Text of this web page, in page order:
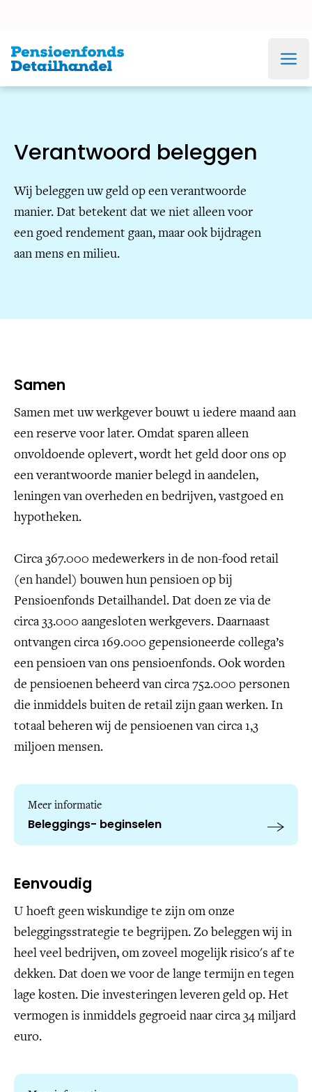
Gepensioneerde
Verantwoord beleggen
Wij beleggen uw geld op een verantwoorde
manier. Dat betekent dat we niet alleen voor
een goed rendement gaan, maar ook bijdragen
aan mens en milieu.
Samen
Samen met uw werkgever bouwt u iedere maand aan
een reserve voor later. Omdat sparen alleen
onvoldoende oplevert, wordt het geld door ons op
een verantwoorde manier belegd in aandelen,
leningen van overheden en bedrijven, vastgoed en
hypotheken.
Circa 367.000 medewerkers in de non-food retail
(en handel) bouwen hun pensioen op bij
Pensioenfonds Detailhandel. Dat doen ze via de
circa 33.000 aangesloten werkgevers. Daarnaast
ontvangen circa 169.000 gepensioneerde collega’s
een pensioen van ons pensioenfonds. Ook worden
de pensioenen beheerd van circa 752.000 personen
die inmiddels buiten de retail zijn gaan werken. In
totaal beheren wij de pensioenen van circa 1,3
miljoen mensen.
Meer informatie
Beleggings- beginselen
Eenvoudig
U hoeft geen wiskundige te zijn om onze
beleggingsstrategie te begrijpen. Zo beleggen wij in
heel veel bedrijven, om zoveel mogelijk risico's af te
dekken. Dat doen we voor de lange termijn en tegen
lage kosten. Die investeringen leveren geld op. Het
vermogen is inmiddels gegroeid naar circa 34 miljard
euro.